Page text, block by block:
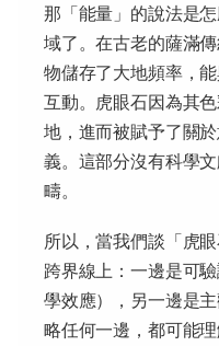
那「能量」的說法是
域了。在古老的薩滿
物儲存了大地頻率，
互動。虎眼石因為其
地，進而被賦予了關
義。這部分沒有科學
疇。
所以，當我們談「虎
跨界線上：一邊是可
學效應），另一邊是
略任何一邊，都可能理